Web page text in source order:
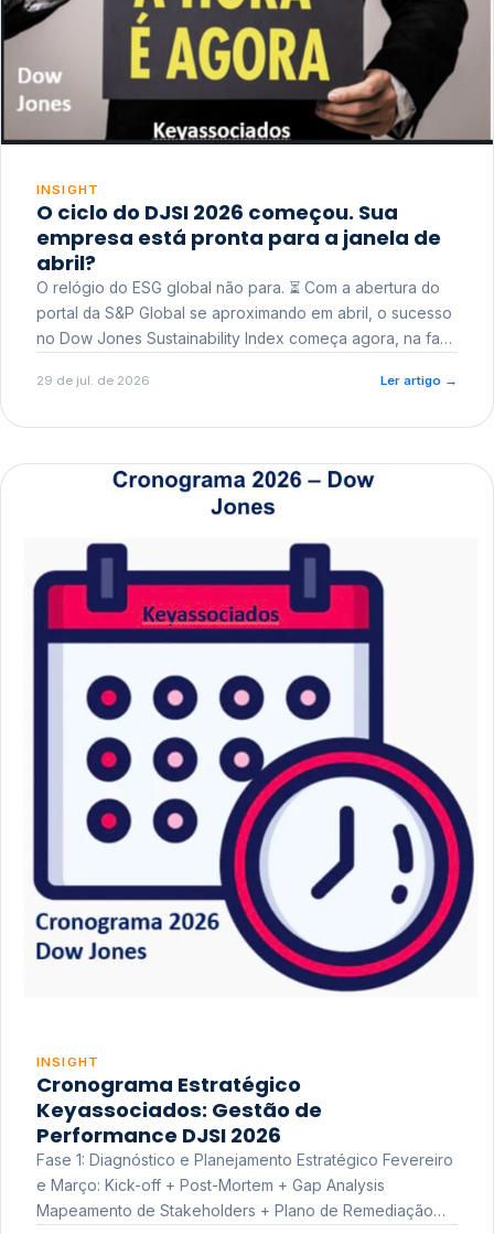
INSIGHT
O ciclo do DJSI 2026 começou. Sua
empresa está pronta para a janela de
abril?
O relógio do ESG global não para. ⏳ Com a abertura do
portal da S&P Global se aproximando em abril, o sucesso
no Dow Jones Sustainability Index começa agora, na fase
29 de jul. de 2026 Ler artigo →
INSIGHT
Cronograma Estratégico
Keyassociados: Gestão de
Performance DJSI 2026
Fase 1: Diagnóstico e Planejamento Estratégico Fevereiro
e Março: Kick-off + Post-Mortem + Gap Analysis
Mapeamento de Stakeholders + Plano de Remediação